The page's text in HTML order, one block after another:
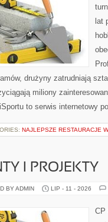
lat
drużyny zatrudniają
miliony
to serwis internetowy
NAJLEPSZE RESTAURACJE
I PROJEKTY
BY ADMIN LIP - 11 - 2026
CP